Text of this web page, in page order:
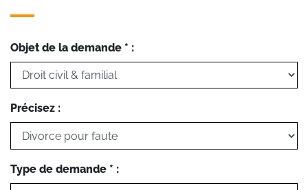
Objet de la demande * :
Précisez :
Type de demande * :